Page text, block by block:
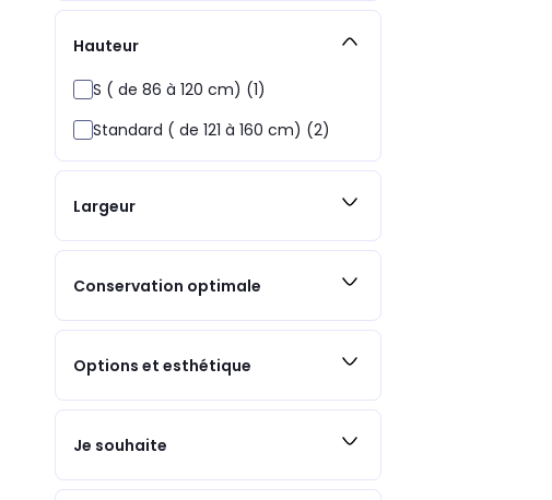
Hauteur
S ( de 86 à 120 cm) (1)
Standard ( de 121 à 160 cm) (2)
Largeur
Conservation optimale
Options et esthétique
Je souhaite